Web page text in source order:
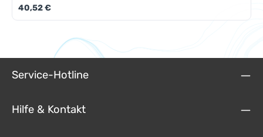
Regulärer Preis:
40,52 €
Service-Hotline
Hilfe & Kontakt